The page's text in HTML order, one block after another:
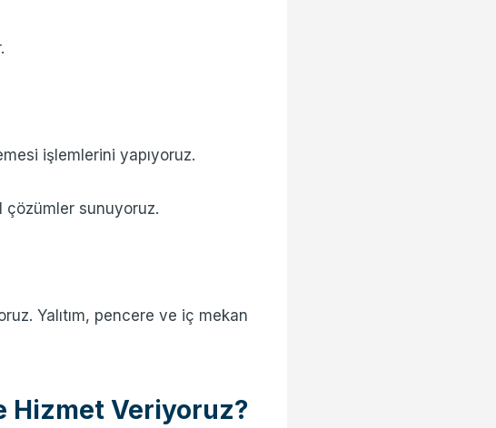
işlemlerini yapıyoruz.
çözümler sunuyoruz.
Yalıtım, pencere ve iç mekan
Hizmet Veriyoruz?